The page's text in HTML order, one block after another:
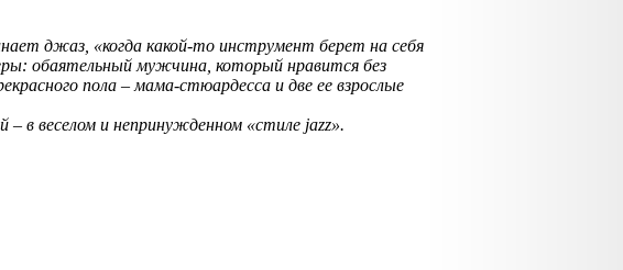
джаз, «когда какой-то инструмент берет на себя
обаятельный мужчина, который нравится без
пола – мама-стюардесса и две ее взрослые
в веселом и непринужденном «стиле jazz».